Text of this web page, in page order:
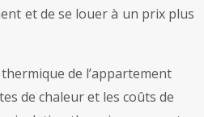
et de se louer à un prix plus
de l’appartement
de chaleur et les coûts de